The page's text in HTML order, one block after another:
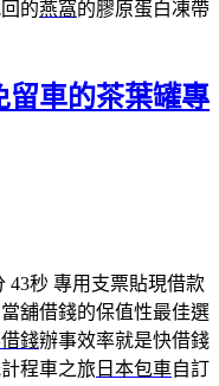
的燕窩的膠原蛋白凍帶
留車的茶葉罐專
43秒 專用支票貼現借款
舖借錢的保值性最佳選
錢辦事效率就是快借錢
程車之旅 日本包車自訂